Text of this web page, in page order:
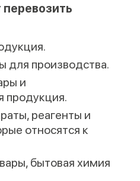
перевозить
для производства.
и
продукция.
реагенты и
относятся к
бытовая химия